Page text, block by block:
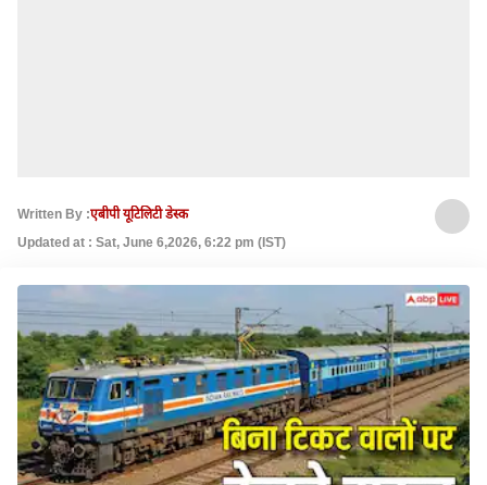
Written By :एबीपी यूटिलिटी डेस्क
Updated at : Sat, June 6,2026, 6:22 pm (IST)